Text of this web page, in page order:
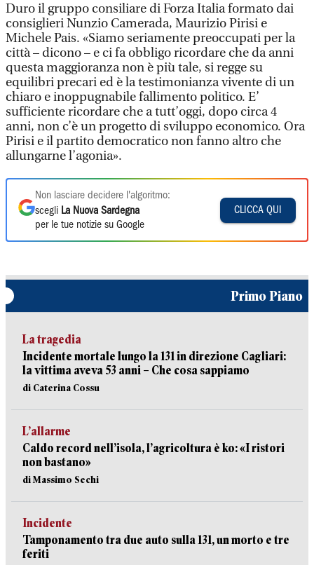
Duro il gruppo consiliare di Forza Italia formato dai
consiglieri Nunzio Camerada, Maurizio Pirisi e
Michele Pais. «Siamo seriamente preoccupati per la
città – dicono – e ci fa obbligo ricordare che da anni
questa maggioranza non è più tale, si regge su
equilibri precari ed è la testimonianza vivente di un
chiaro e inoppugnabile fallimento politico. E’
sufficiente ricordare che a tutt’oggi, dopo circa 4
anni, non c’è un progetto di sviluppo economico. Ora
Pirisi e il partito democratico non fanno altro che
allungarne l’agonia».
Non lasciare decidere l'algoritmo:
scegli La Nuova Sardegna
per le tue notizie su Google
CLICCA QUI
Primo Piano
La tragedia
Incidente mortale lungo la 131 in direzione Cagliari:
la vittima aveva 53 anni – Che cosa sappiamo
di Caterina Cossu
L’allarme
Caldo record nell’isola, l’agricoltura è ko: «I ristori
non bastano»
di Massimo Sechi
Incidente
Tamponamento tra due auto sulla 131, un morto e tre
feriti